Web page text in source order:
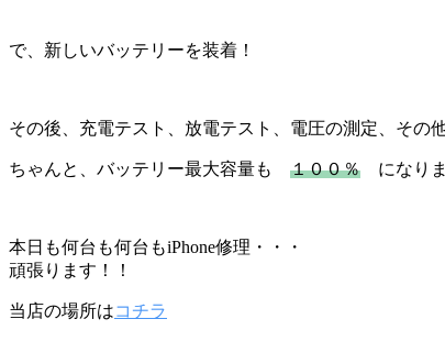
で、新しいバッテリーを装着！
その後、充電テスト、放電テスト、電圧の測定、その
ちゃんと、バッテリー最大容量も １００％ になりま
本日も何台も何台もiPhone修理・・・
頑張ります！！
当店の場所はコチラ